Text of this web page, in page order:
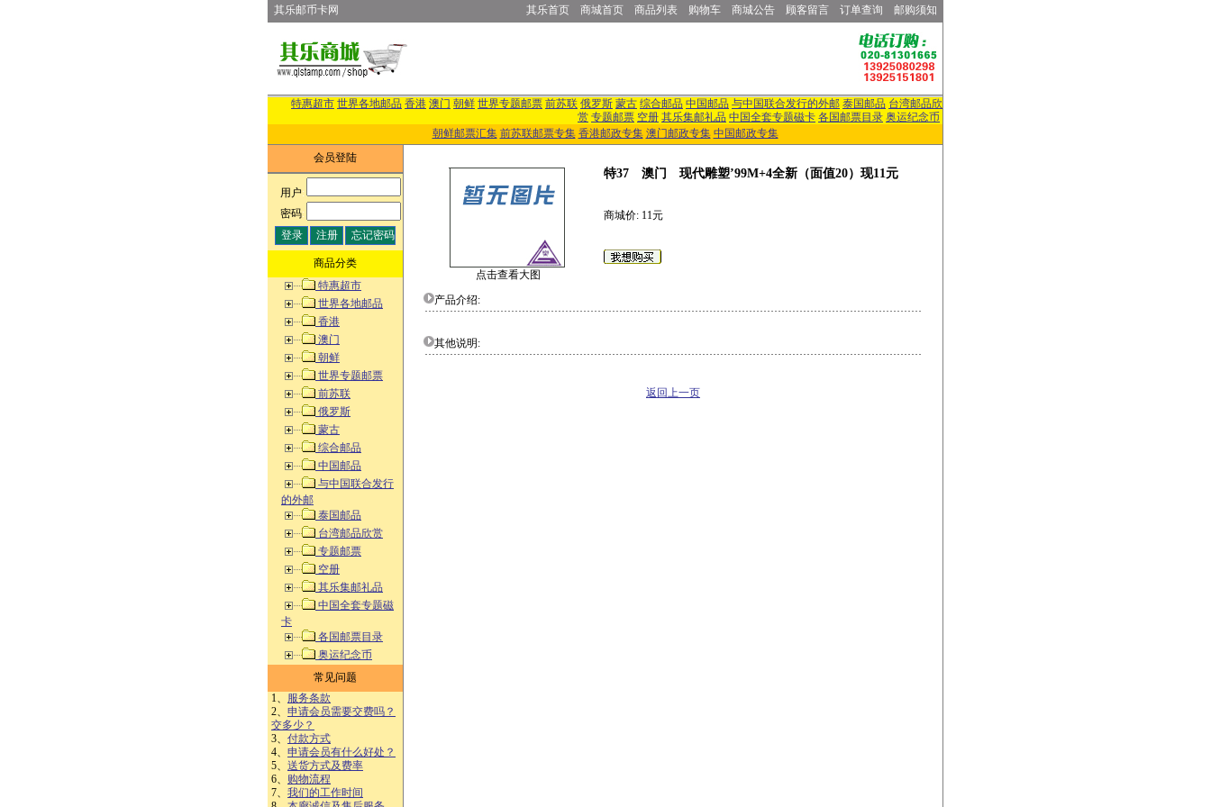
其乐邮币卡网 其乐首页 商城首页 商品列表 购物车 商城公告 顾客留言 订单查询 邮购须知
特惠超市 世界各地邮品 香港 澳门 朝鲜 世界专题邮票 前苏联 俄罗斯 蒙古 综合邮品 中国邮品 与中国联合发行的外邮 泰国邮品 台湾邮品欣
赏 专题邮票 空册 其乐集邮礼品 中国全套专题磁卡 各国邮票目录 奥运纪念币
朝鲜邮票汇集 前苏联邮票专集 香港邮政专集 澳门邮政专集 中国邮政专集
会员登陆
用户:
密码:
商品分类
特惠超市
世界各地邮品
香港
澳门
朝鲜
世界专题邮票
前苏联
俄罗斯
蒙古
综合邮品
中国邮品
与中国联合发行
的外邮
泰国邮品
台湾邮品欣赏
专题邮票
空册
其乐集邮礼品
中国全套专题磁
卡
各国邮票目录
奥运纪念币
常见问题
1、 服务条款
2、 申请会员需要交费吗？
交多少？
3、 付款方式
4、 申请会员有什么好处？
5、 送货方式及费率
6、 购物流程
7、 我们的工作时间
点击查看大图
特37 澳门 现代雕塑’99M+4全新（面值20）现11元
商城价: 11元
产品介绍:
其他说明:
返回上一页